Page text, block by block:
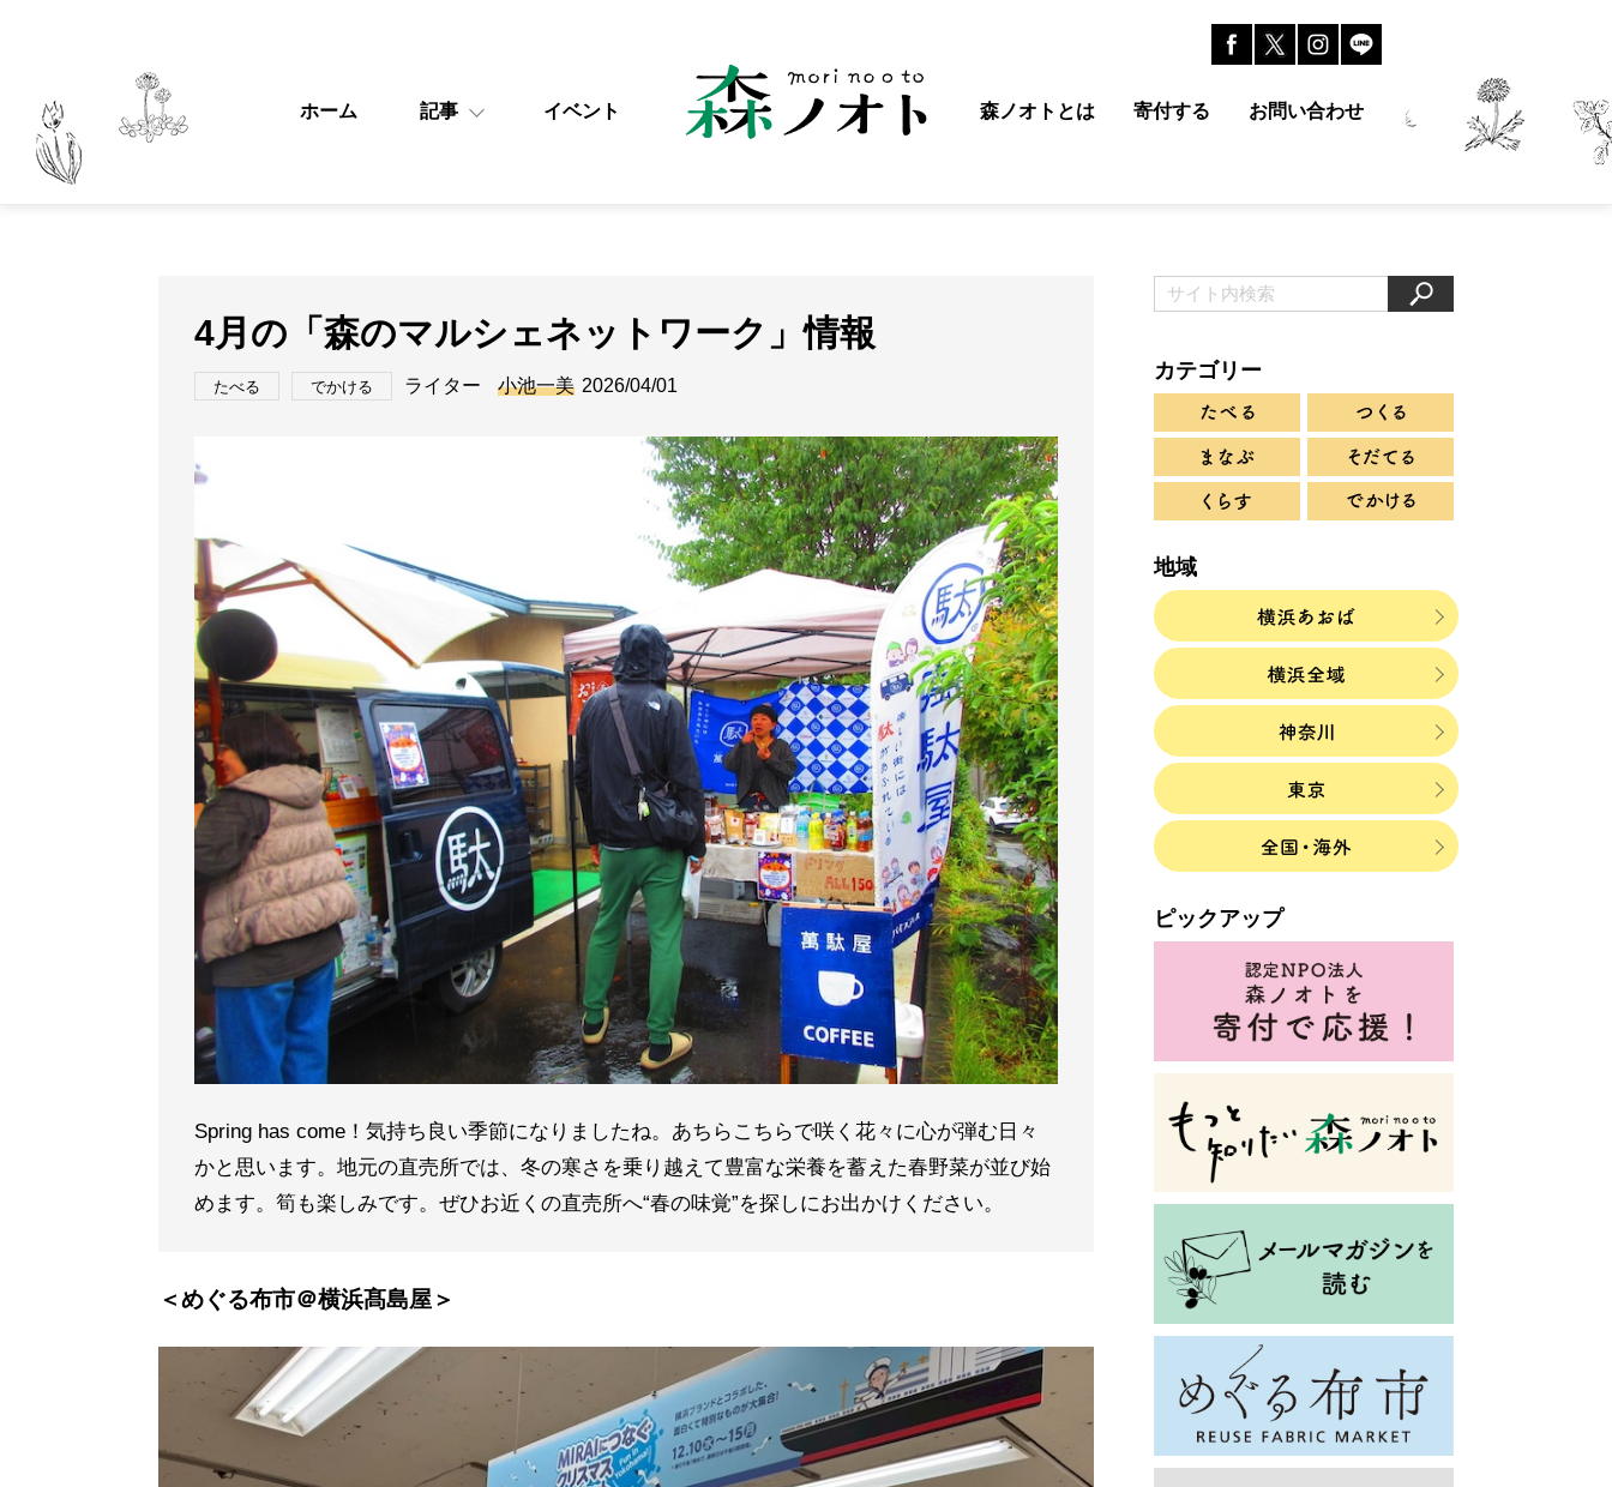
ホーム 記事 イベント 森ノオトとは 寄付する お問い合わせ
4月の「森のマルシェネットワーク」情報
たべる でかける ライター 小池一美 2026/04/01
Spring has come！気持ち良い季節になりましたね。あちらこちらで咲く花々に心が弾む日々
かと思います。地元の直売所では、冬の寒さを乗り越えて豊富な栄養を蓄えた春野菜が並び始
めます。筍も楽しみです。ぜひお近くの直売所へ“春の味覚”を探しにお出かけください。
＜めぐる布市＠横浜髙島屋＞
カテゴリー
地域
ピックアップ